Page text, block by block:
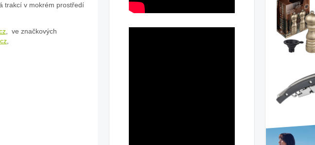
trakcí v mokrém prostředí
, ve značkových